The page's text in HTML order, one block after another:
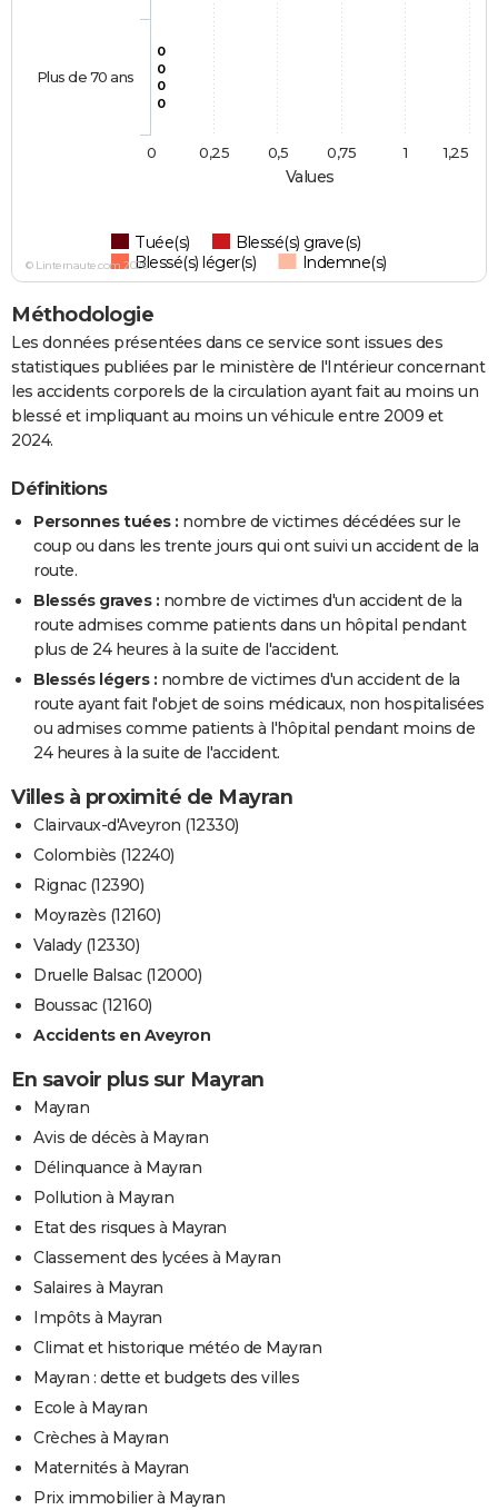
Values
0
0
0
0
Tuée(s)
Blessé(s) grave(s)
Blessé(s) léger(s)
Indemne(s)
Plus de 70 ans
0 1
0,25 0,5 0,75 1,25
© Linternaute.com 2026
Méthodologie
Les données présentées dans ce service sont issues des
statistiques publiées par le ministère de l'Intérieur concernant
les accidents corporels de la circulation ayant fait au moins un
blessé et impliquant au moins un véhicule entre 2009 et
2024.
Définitions
Personnes tuées : nombre de victimes décédées sur le
coup ou dans les trente jours qui ont suivi un accident de la
route.
Blessés graves : nombre de victimes d'un accident de la
route admises comme patients dans un hôpital pendant
plus de 24 heures à la suite de l'accident.
Blessés légers : nombre de victimes d'un accident de la
route ayant fait l'objet de soins médicaux, non hospitalisées
ou admises comme patients à l'hôpital pendant moins de
24 heures à la suite de l'accident.
Villes à proximité de Mayran
Clairvaux-d'Aveyron (12330)
Colombiès (12240)
Rignac (12390)
Moyrazès (12160)
Valady (12330)
Druelle Balsac (12000)
Boussac (12160)
Accidents en Aveyron
En savoir plus sur Mayran
Mayran
Avis de décès à Mayran
Délinquance à Mayran
Pollution à Mayran
Etat des risques à Mayran
Classement des lycées à Mayran
Salaires à Mayran
Impôts à Mayran
Climat et historique météo de Mayran
Mayran : dette et budgets des villes
Ecole à Mayran
Crèches à Mayran
Maternités à Mayran
Prix immobilier à Mayran